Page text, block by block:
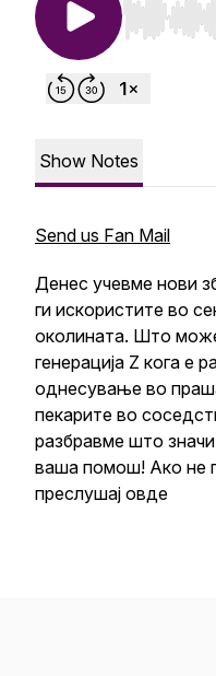
Use Left/
Show Notes
Send us Fan Mail
Денес учевме нови
ги искористите во
околината. Што
генерација Z кога е
однесување во
пекарите во
разбравме што
ваша помош! Ако не
преслушај овде